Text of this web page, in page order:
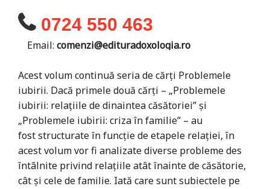
0724 550 463
Email: comenzi@edituradoxologia.ro
Acest volum continuă seria de cărți Problemele
iubirii. Dacă primele două cărți – „Problemele
iubirii: relațiile de dinaintea căsătoriei” și
„Problemele iubirii: criza în familie” – au
fost structurate în funcție de etapele relației, în
acest volum vor fi analizate diverse probleme des
întâlnite privind relațiile atât înainte de căsătorie,
cât și cele de familie. Iată care sunt subiectele pe